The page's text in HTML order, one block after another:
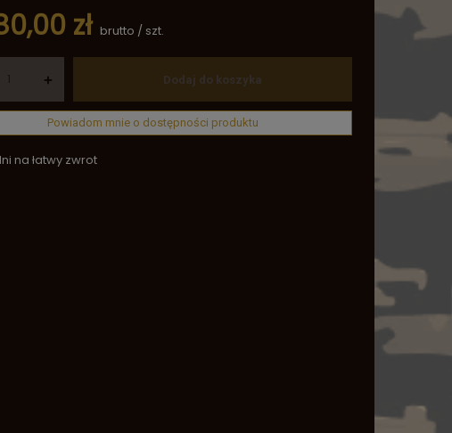
zł brutto / szt.
+ Dodaj do koszyka
Powiadom mnie o dostępności produktu
na łatwy zwrot